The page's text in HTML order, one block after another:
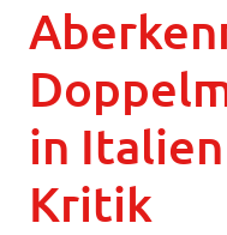
in
Kritik